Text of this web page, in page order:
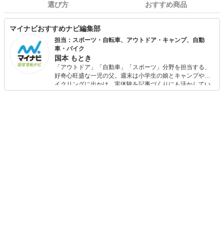
選び方 おすすめ商品
マイナビおすすめナビ編集部
担当：スポーツ・自転車、アウトドア・キャンプ、自動
車・バイク
国本 もとき
「アウトドア」「自動車」「スポーツ」分野を担当する、
好奇心旺盛な一児の父。週末は小学生の娘とキャンプやサ
イクリングに出かけ、実体験を記事づくりにも活かしてい
ます。読者の「知りたい」を分かりやすく届けることをモ